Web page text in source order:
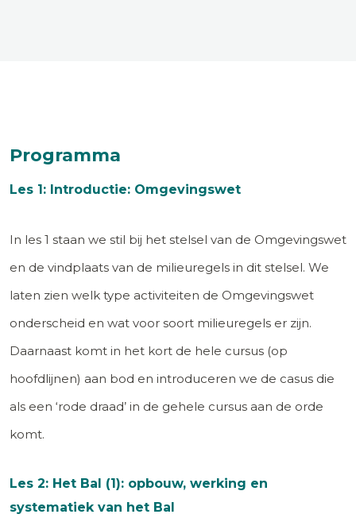
Programma
Les 1: Introductie: Omgevingswet
In les 1 staan we stil bij het stelsel van de Omgevingswet
en de vindplaats van de milieuregels in dit stelsel. We
laten zien welk type activiteiten de Omgevingswet
onderscheid en wat voor soort milieuregels er zijn.
Daarnaast komt in het kort de hele cursus (op
hoofdlijnen) aan bod en introduceren we de casus die
als een ‘rode draad’ in de gehele cursus aan de orde
komt.
Les 2: Het Bal (1): opbouw, werking en
systematiek van het Bal